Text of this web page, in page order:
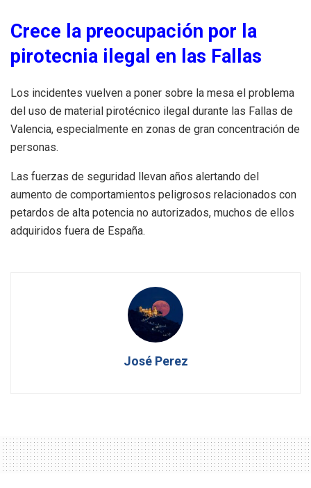
Crece la preocupación por la
pirotecnia ilegal en las Fallas
Los incidentes vuelven a poner sobre la mesa el problema
del uso de material pirotécnico ilegal durante las Fallas de
Valencia, especialmente en zonas de gran concentración de
personas.
Las fuerzas de seguridad llevan años alertando del
aumento de comportamientos peligrosos relacionados con
petardos de alta potencia no autorizados, muchos de ellos
adquiridos fuera de España.
José Perez